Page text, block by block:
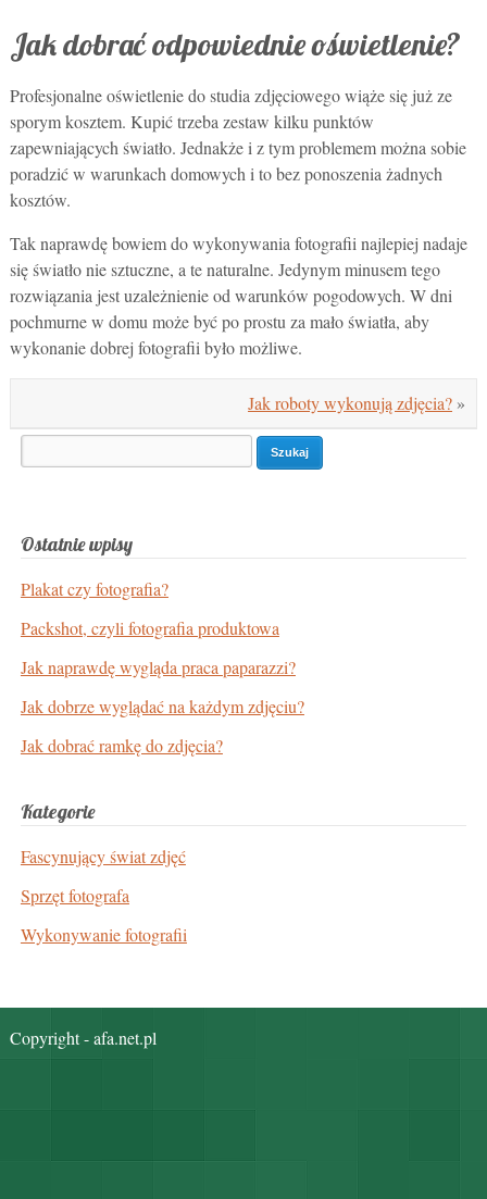
Jak dobrać odpowiednie oświetlenie?
Profesjonalne oświetlenie do studia zdjęciowego wiąże się już ze
sporym kosztem. Kupić trzeba zestaw kilku punktów
zapewniających światło. Jednakże i z tym problemem można sobie
poradzić w warunkach domowych i to bez ponoszenia żadnych
kosztów.
Tak naprawdę bowiem do wykonywania fotografii najlepiej nadaje
się światło nie sztuczne, a te naturalne. Jedynym minusem tego
rozwiązania jest uzależnienie od warunków pogodowych. W dni
pochmurne w domu może być po prostu za mało światła, aby
wykonanie dobrej fotografii było możliwe.
Jak roboty wykonują zdjęcia? »
Search
for:
Ostatnie wpisy
Plakat czy fotografia?
Packshot, czyli fotografia produktowa
Jak naprawdę wygląda praca paparazzi?
Jak dobrze wyglądać na każdym zdjęciu?
Jak dobrać ramkę do zdjęcia?
Kategorie
Fascynujący świat zdjęć
Sprzęt fotografa
Wykonywanie fotografii
Copyright - afa.net.pl